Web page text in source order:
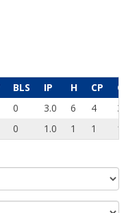
BLS IP H CP
0 3.0 6 4
3
0 1.0 1 1 1